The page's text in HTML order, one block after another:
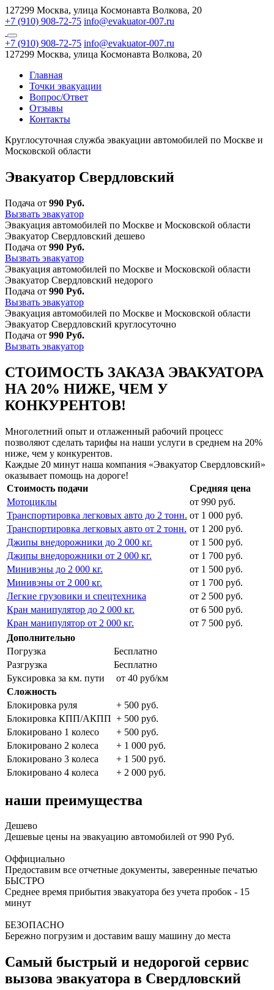
127299 Москва, улица Космонавта Волкова, 20
+7 (910) 908-72-75 info@evakuator-007.ru
+7 (910) 908-72-75 info@evakuator-007.ru
127299 Москва, улица Космонавта Волкова, 20
Главная
Точки эвакуации
Вопрос/Ответ
Отзывы
Контакты
Круглосуточная служба эвакуации автомобилей по Москве и
Московской области
Эвакуатор Свердловский
Подача от 990 Руб.
Вызвать эвакуатор
Эвакуация автомобилей по Москве и Московской области
Эвакуатор Свердловский дешево
Подача от 990 Руб.
Вызвать эвакуатор
Эвакуация автомобилей по Москве и Московской области
Эвакуатор Свердловский недорого
Подача от 990 Руб.
Вызвать эвакуатор
Эвакуация автомобилей по Москве и Московской области
Эвакуатор Свердловский круглосуточно
Подача от 990 Руб.
Вызвать эвакуатор
СТОИМОСТЬ ЗАКАЗА ЭВАКУАТОРА
НА 20% НИЖЕ, ЧЕМ У
КОНКУРЕНТОВ!
Многолетний опыт и отлаженный рабочий процесс
позволяют сделать тарифы на наши услуги в среднем на 20%
ниже, чем у конкурентов.
Каждые 20 минут наша компания «Эвакуатор Свердловский»
оказывает помощь на дороге!
Стоимость подачи
Средняя цена
Мотоциклы
от 990 руб.
Транспортировка легковых авто до 2 тонн. от 1 000 руб.
Транспортировка легковых авто от 2 тонн. от 1 200 руб.
Джипы внедорожники до 2 000 кг.
от 1 500 руб.
Джипы внедорожники от 2 000 кг.
от 1 700 руб.
Минивэны до 2 000 кг.
от 1 500 руб.
Минивэны от 2 000 кг.
от 1 700 руб.
Легкие грузовики и спецтехника
от 2 500 руб.
Кран манипулятор до 2 000 кг.
от 6 500 руб.
Кран манипулятор от 2 000 кг.
от 7 500 руб.
Дополнительно
Погрузка
Бесплатно
Разгрузка
Бесплатно
Буксировка за км. пути
от 40 руб/км
Сложность
Блокировка руля
+ 500 руб.
Блокировка КПП/АКПП + 500 руб.
Блокировано 1 колесо
+ 500 руб.
Блокировано 2 колеса
+ 1 000 руб.
Блокировано 3 колеса
+ 1 500 руб.
Блокировано 4 колеса
+ 2 000 руб.
наши преимущества
Дешево
Дешевые цены на эвакуацию автомобилей от 990 Руб.
Оффициально
Предоставим все отчетные документы, заверенные печатью
БЫСТРО
Среднее время прибытия эвакуатора без учета пробок - 15
минут
БЕЗОПАСНО
Бережно погрузим и доставим вашу машину до места
Самый быстрый и недорогой сервис
вызова эвакуатора в Свердловский